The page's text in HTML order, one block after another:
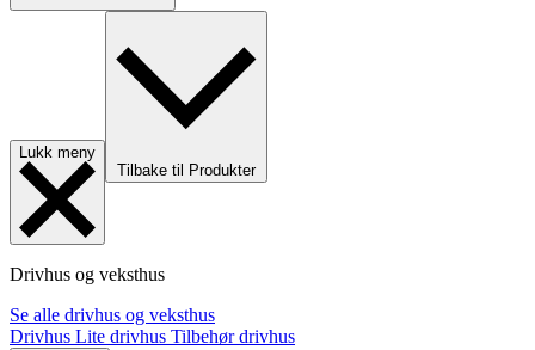
Lukk meny
Tilbake til Produkter
Drivhus og veksthus
Se alle drivhus og veksthus
Drivhus Lite drivhus Tilbehør drivhus